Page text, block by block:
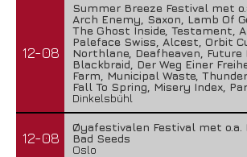
12-08
Summer Breeze Festival met
Arch Enemy, Saxon, Lamb Of
The Ghost Inside, Testament,
Paleface Swiss, Alcest, Orbit
Northlane, Deafheaven, Future
Blackbraid, Der Weg Einer
Farm, Municipal Waste,
Fall To Spring, Misery Index,
Dinkelsbühl
12-08
Øyafestivalen Festival met o.a.
Bad Seeds
Oslo